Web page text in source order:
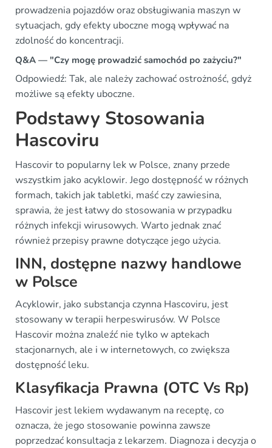
prowadzenia pojazdów oraz obsługiwania maszyn w
sytuacjach, gdy efekty uboczne mogą wpływać na
zdolność do koncentracji.
Q&A — "Czy mogę prowadzić samochód po zażyciu?"
Odpowiedź: Tak, ale należy zachować ostrożność, gdyż
możliwe są efekty uboczne.
Podstawy Stosowania
Hascoviru
Hascovir to popularny lek w Polsce, znany przede
wszystkim jako acyklowir. Jego dostępność w różnych
formach, takich jak tabletki, maść czy zawiesina,
sprawia, że jest łatwy do stosowania w przypadku
różnych infekcji wirusowych. Warto jednak znać
również przepisy prawne dotyczące jego użycia.
INN, dostępne nazwy handlowe
w Polsce
Acyklowir, jako substancja czynna Hascoviru, jest
stosowany w terapii herpeswirusów. W Polsce
Hascovir można znaleźć nie tylko w aptekach
stacjonarnych, ale i w internetowych, co zwiększa
dostępność leku.
Klasyfikacja Prawna (OTC Vs Rp)
Hascovir jest lekiem wydawanym na receptę, co
oznacza, że jego stosowanie powinna zawsze
poprzedzać konsultacja z lekarzem. Diagnoza i decyzja o